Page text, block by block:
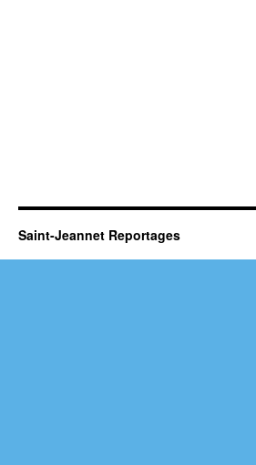
Saint-Jeannet Reportages